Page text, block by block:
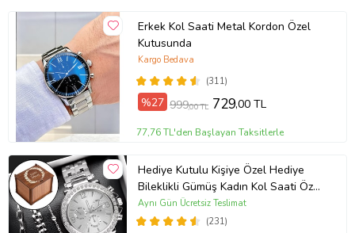
Erkek Kol Saati Metal Kordon Özel
Kutusunda
(311)
Kargo Bedava
%27 999,00 TL 729,00 TL
77,76 TL'den Başlayan Taksitlerle
Hediye Kutulu Kişiye Özel Hediye
Bileklikli Gümüş Kadın Kol Saati Özel
Kutusunda (Gümüş)
(231)
Aynı Gün Ücretsiz Teslimat